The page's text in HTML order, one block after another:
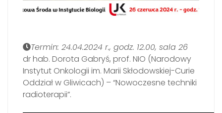
Termin: 24.04.2024 r., godz. 12.00, sala 26
dr hab. Dorota Gabryś, prof. NIO (Narodowy
Instytut Onkologii im. Marii Skłodowskiej-Curie
Oddział w Gliwicach) – “Nowoczesne techniki
radioterapii”.